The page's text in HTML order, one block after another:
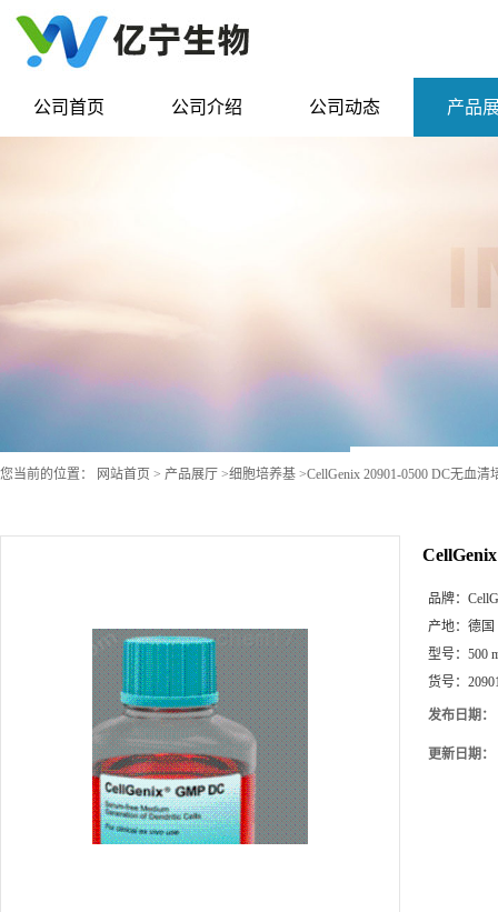
公司首页 公司介绍 公司动态 产品
您当前的位置： 网站首页 > 产品展厅 >细胞培养基 >CellGenix 20901-0500 DC无血清
品牌：
产地： 德国
型号： 500
货号：
发布日期：
更新日期：